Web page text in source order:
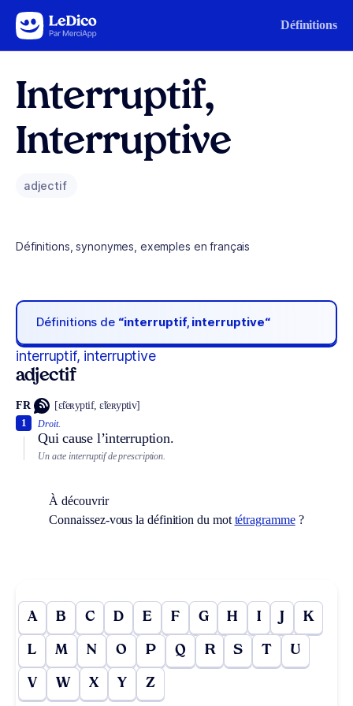
Aller au contenu Définitions
Interruptif,
Interruptive
adjectif
Définitions, synonymes, exemples en français
Définitions de “interruptif, interruptive“
interruptif, interruptive
adjectif
FR [ɛ̃teʀyptif, ɛ̃teʀyptiv]
Droit.
Qui cause l’interruption.
1
Un acte interruptif de prescription.
À découvrir
Connaissez-vous la définition du mot tétragramme?
A B C D E F G H I J K
L M N O P Q R S T U
V W X Y Z